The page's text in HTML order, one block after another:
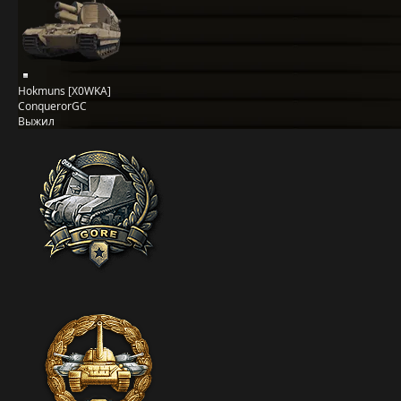
Hokmuns [X0WKA]
ConquerorGC
Выжил